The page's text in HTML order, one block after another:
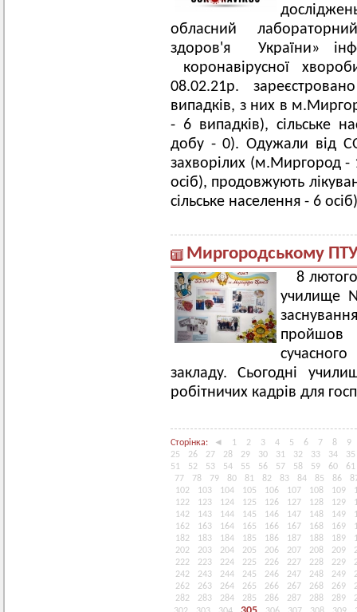
обласний
здоров'я України»
коронавірусної
08.02.21р.
випадків, з них в
- 6 випадків), сільське
добу - 0). Одужали від
захворілих (м.Миргород -
осіб), продовжують
сільське населення - 6
Миргородському
8
училище
пройшов
сучасного
закладу. Сьогодні
робітничих кадрів для
Сторінка: ◄ 1 2 3 4 5 6 7 8
9
25
26 27 28 29 30 31 32 33 34
35
51
52 53 54 55 56 57 58 59 60
61
77
78 79 80 81 82 83 84 85 86
102
103 104 105 106 107 108 109
122
123 124 125 126 127 128 129
142
143 144 145 146 147 148 149
162
163 164 165 166 167 168 169
182
183 184 185 186 187 188 189
202
203 204 205 206 207 208 209
222
223 224 225 226 227 228 229
242
243 244 245 246 247 248 249
262
263 264 265 266 267 268 269
282
283 284 285 286 287 288 289